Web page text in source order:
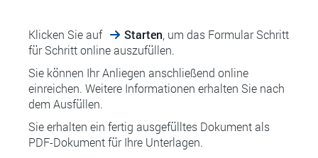
Klicken Sie auf Starten , um das Formular Schritt
für Schritt online auszufüllen.
Sie können Ihr Anliegen anschließend online
einreichen. Weitere Informationen erhalten Sie nach
dem Ausfüllen.
Sie erhalten ein fertig ausgefülltes Dokument als
PDF-Dokument für Ihre Unterlagen.